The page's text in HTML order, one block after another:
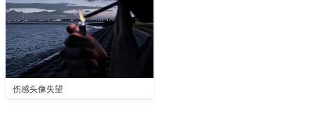
伤感头像失望